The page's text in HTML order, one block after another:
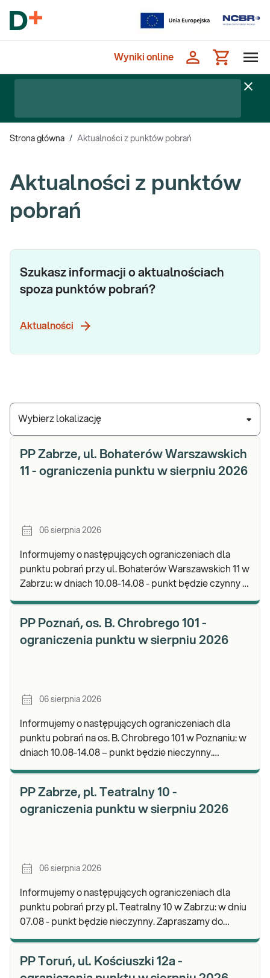
Wyniki online
Strona główna / Aktualności z punktów pobrań
Aktualności z punktów
pobrań
Wybierz lokalizację
Szukasz informacji o aktualnościach
spoza punktów pobrań?
Aktualności
PP Zabrze, ul. Bohaterów Warszawskich
11 - ograniczenia punktu w sierpniu 2026
06 sierpnia 2026
Informujemy o następujących ograniczeniach dla
punktu pobrań przy ul. Bohaterów Warszawskich 11 w
Zabrzu: w dniach 10.08-14.08 - punkt będzie czynny w
PP Poznań, os. B. Chrobrego 101 -
ograniczenia punktu w sierpniu 2026
06 sierpnia 2026
Informujemy o następujących ograniczeniach dla
punktu pobrań na os. B. Chrobrego 101 w Poznaniu: w
dniach 10.08-14.08 – punkt będzie nieczynny.
PP Zabrze, pl. Teatralny 10 -
ograniczenia punktu w sierpniu 2026
06 sierpnia 2026
Informujemy o następujących ograniczeniach dla
punktu pobrań przy pl. Teatralny 10 w Zabrzu: w dniu
07.08 - punkt będzie nieczynny. Zapraszamy do
PP Toruń, ul. Kościuszki 12a -